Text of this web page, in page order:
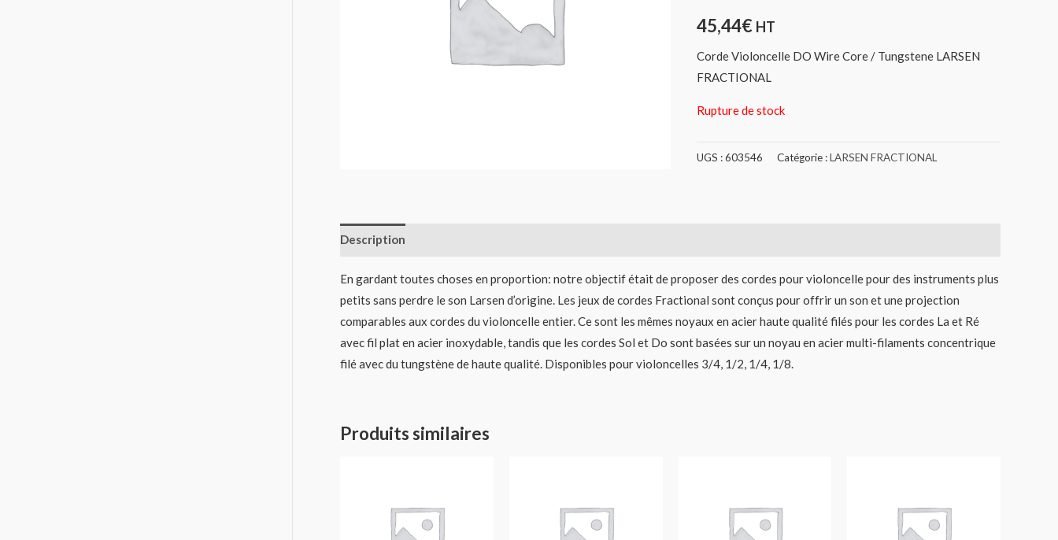
45,44€ HT
Corde Violoncelle DO Wire Core / Tungstene LARSEN
FRACTIONAL
Rupture de stock
UGS :603546 Catégorie :LARSEN FRACTIONAL
Description
En gardant toutes choses en proportion: notre objectif était de proposer des cordes pour violoncelle pour des instruments plus
petits sans perdre le son Larsen d’origine. Les jeux de cordes Fractional sont conçus pour offrir un son et une projection
comparables aux cordes du violoncelle entier. Ce sont les mêmes noyaux en acier haute qualité filés pour les cordes La et Ré
avec fil plat en acier inoxydable, tandis que les cordes Sol et Do sont basées sur un noyau en acier multi-filaments concentrique
filé avec du tungstène de haute qualité. Disponibles pour violoncelles 3/4, 1/2, 1/4, 1/8.
Produits similaires